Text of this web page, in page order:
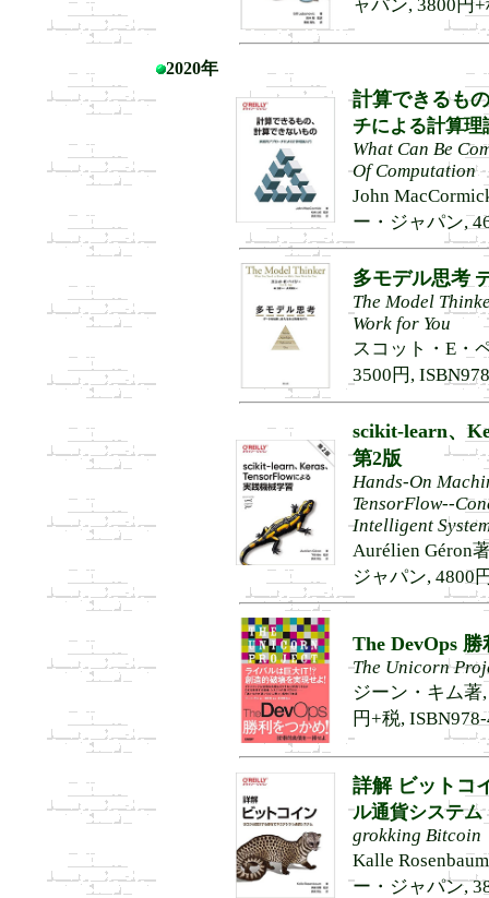
ャパン, 3800円
2020年
計算できるも
チによる計算理
What Can Be
Of Computation
John
ー・ジャパン,
多モデル思考
The Model
Work for You
スコット・E・
3500円,
scikit-learn、
第2版
Hands-On
TensorFlow--
Intelligent
Aurélien Géron
ジャパン, 4800
The DevOps
The Unicorn
ジーン・キム著
円+税,
詳解 ビットコ
ル通貨システム
grokking Bitcoin
Kalle
ー・ジャパン,